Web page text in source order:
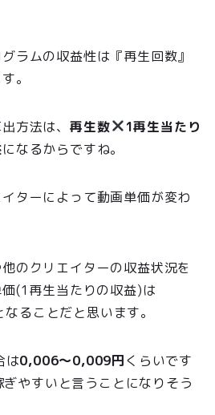
ラムの収益性は『再生回数』
。
方法は、 再生数
1再生当たり
になるからですね。
ターによって動画単価が変わ
のクリエイターの収益状況を
(1再生当たりの収益)は
なることだと思います。
は0,006〜0,009円くらいです
やすいと言うことになりそう